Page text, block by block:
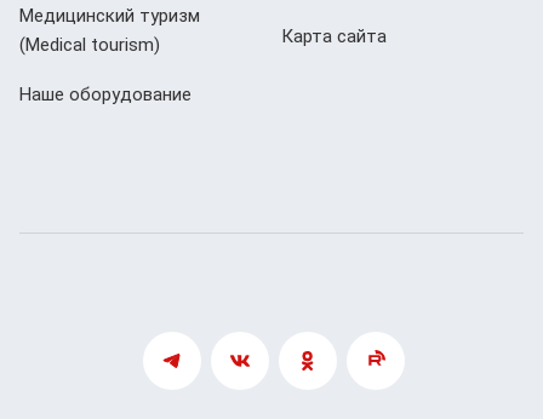
Медицинский туризм
(Мedical tourism)
Наше оборудование
Карта сайта